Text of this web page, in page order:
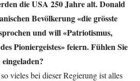
die USA 250 Jahre alt. Donald
Bevölkerung «die grösste
und will «Patriotismus,
Pioniergeistes» feiern. Fühlen Sie
vieles bei dieser Regierung ist alles